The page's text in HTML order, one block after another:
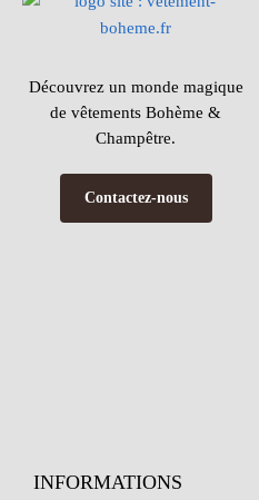
Découvrez un monde magique
de vêtements Bohème &
Champêtre.
Contactez-nous
INFORMATIONS